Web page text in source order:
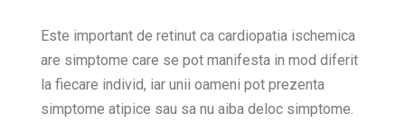
Este important de retinut ca cardiopatia ischemica
are simptome care se pot manifesta in mod diferit
la fiecare individ, iar unii oameni pot prezenta
simptome atipice sau sa nu aiba deloc simptome.